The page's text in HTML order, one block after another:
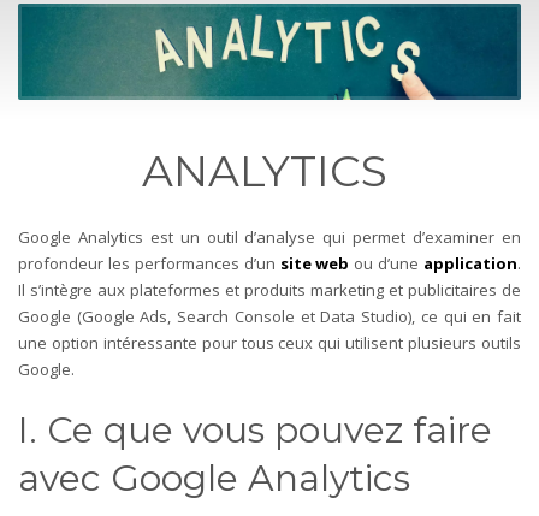
ANALYTICS
Google Analytics est un outil d’analyse qui permet d’examiner en
profondeur les performances d’un site web ou d’une application.
Il s’intègre aux plateformes et produits marketing et publicitaires de
Google (Google Ads, Search Console et Data Studio), ce qui en fait
une option intéressante pour tous ceux qui utilisent plusieurs outils
Google.
I. Ce que vous pouvez faire
avec Google Analytics